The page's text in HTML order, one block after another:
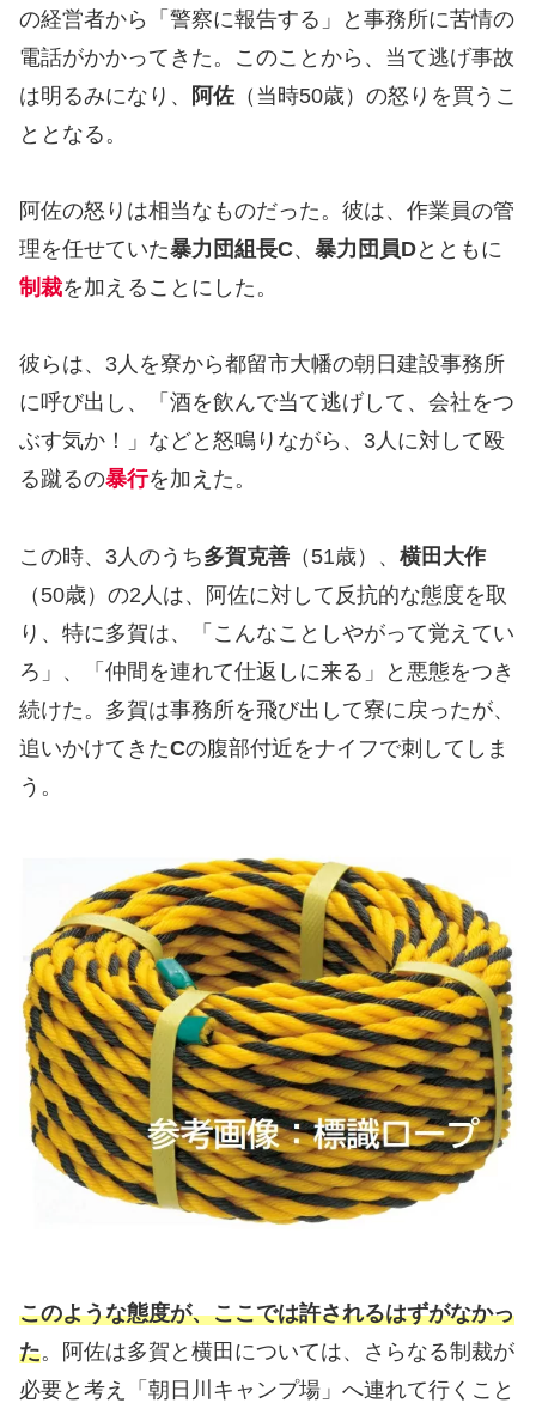
の経営者から「警察に報告する」と事務所に苦情の
電話がかかってきた。このことから、当て逃げ事故
は明るみになり、
阿佐 （当時50歳）の怒りを買うこ
ととなる。
阿佐の怒りは相当なものだった。彼は、作業員の管
理を任せていた暴力団組長C、 暴力団員Dとともに
制裁を加えることにした。
彼らは、3人を寮から都留市大幡の朝日建設事務所
に呼び出し、「酒を飲んで当て逃げして、会社をつ
ぶす気か！」などと怒鳴りながら、3人に対して殴
る蹴るの暴行を加えた。
この時、3人のうち多賀克善 （51歳）、 横田大作
（50歳）の2人は、阿佐に対して反抗的な態度を取
り、特に多賀は、「こんなことしやがって覚えてい
ろ」、「仲間を連れて仕返しに来る」と悪態をつき
続けた。多賀は事務所を飛び出して寮に戻ったが、
追いかけてきたCの腹部付近をナイフで刺してしま
う。
このような態度が、ここでは許されるはずがなかっ
た。阿佐は多賀と横田については、さらなる制裁が
必要と考え「朝日川キャンプ場」へ連れて行くこと